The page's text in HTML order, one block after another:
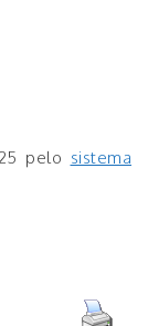
pelo sistema